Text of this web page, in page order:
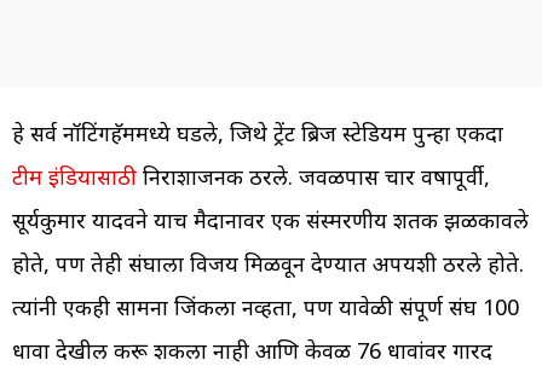
हे सर्व नॉटिंगहॅममध्ये घडले, जिथे ट्रेंट ब्रिज स्टेडियम पुन्हा एकदा
टीम इंडियासाठी निराशाजनक ठरले. जवळपास चार वर्षांपूर्वी,
सूर्यकुमार यादवने याच मैदानावर एक संस्मरणीय शतक झळकावले
होते, पण तेही संघाला विजय मिळवून देण्यात अपयशी ठरले होते.
त्यांनी एकही सामना जिंकला नव्हता, पण यावेळी संपूर्ण संघ 100
धावा देखील करू शकला नाही आणि केवळ 76 धावांवर गारद